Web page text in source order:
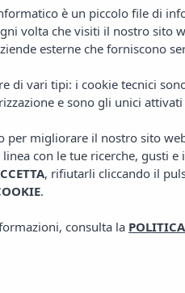
è un piccolo file di
volta che visiti il nostro sito
esterne che forniscono
di vari tipi: i cookie tecnici
e sono gli unici
per migliorare il nostro sito
con le tue ricerche, gusti
, rifiutarli cliccando il
.
consulta la